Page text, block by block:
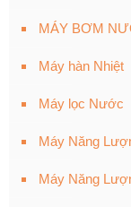
MÁY BƠM
Máy hàn Nhiệt
Máy lọc Nước
Máy Năng
Máy Năng